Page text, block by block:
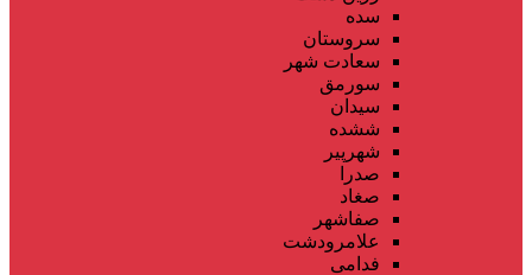
سده
سروستان
سعادت شهر
سورمق
سیدان
ششده
شهرپیر
صدرا
صغاد
صفاشهر
علامرودشت
فدامی